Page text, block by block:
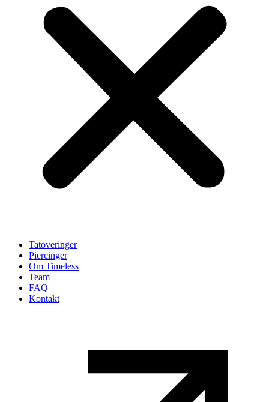
Tatoveringer
Piercinger
Om Timeless
Team
FAQ
Kontakt